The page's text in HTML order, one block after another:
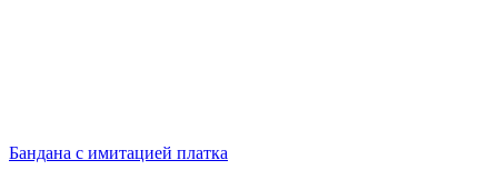
Бандана с имитацией платка